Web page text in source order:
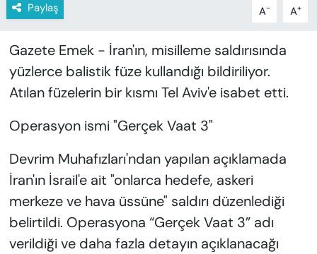
Paylaş A- A+
Gazete Emek - İran'ın, misilleme saldırısında
yüzlerce balistik füze kullandığı bildiriliyor.
Atılan füzelerin bir kısmı Tel Aviv'e isabet etti.
Operasyon ismi "Gerçek Vaat 3"
Devrim Muhafızları'ndan yapılan açıklamada
İran'ın İsrail'e ait "onlarca hedefe, askeri
merkeze ve hava üssüne" saldırı düzenlediği
belirtildi. Operasyona “Gerçek Vaat 3” adı
verildiği ve daha fazla detayın açıklanacağı
MAGAZİN
ÖZEL HABER
YAZAR KÖŞESİ
SİYASET
VAN VE DİYARBAKIR HABERLERİ